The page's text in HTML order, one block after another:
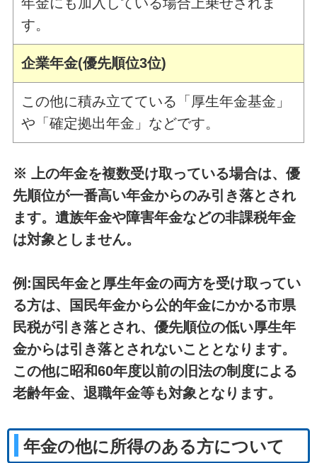
す。
企業年金(優先順位3位)
この他に積み立てている「厚生年金基金」
や「確定拠出年金」などです。
※ 上の年金を複数受け取っている場合は、優
先順位が一番高い年金からのみ引き落とされ
ます。遺族年金や障害年金などの非課税年金
は対象としません。
例:国民年金と厚生年金の両方を受け取ってい
る方は、国民年金から公的年金にかかる市県
民税が引き落とされ、優先順位の低い厚生年
金からは引き落とされないこととなります。
この他に昭和60年度以前の旧法の制度による
老齢年金、退職年金等も対象となります。
年金の他に所得のある方について